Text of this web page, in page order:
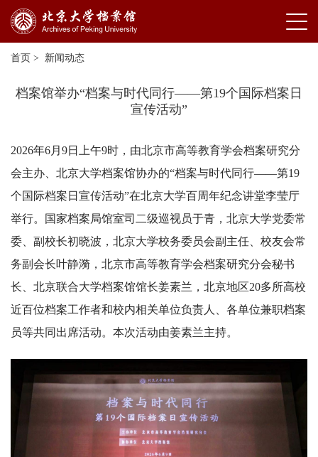
首页 > 新闻动态
档案馆举办“档案与时代同行——第19个国际档案日
宣传活动”
2026年6月9日上午9时，由北京市高等教育学会档案研究分
会主办、北京大学档案馆协办的“档案与时代同行——第19
个国际档案日宣传活动”在北京大学百周年纪念讲堂李莹厅
举行。国家档案局馆室司二级巡视员于青，北京大学党委常
委、副校长初晓波，北京大学校务委员会副主任、校友会常
务副会长叶静漪，北京市高等教育学会档案研究分会秘书
长、北京联合大学档案馆馆长姜素兰，北京地区20多所高校
近百位档案工作者和校内相关单位负责人、各单位兼职档案
员等共同出席活动。本次活动由姜素兰主持。